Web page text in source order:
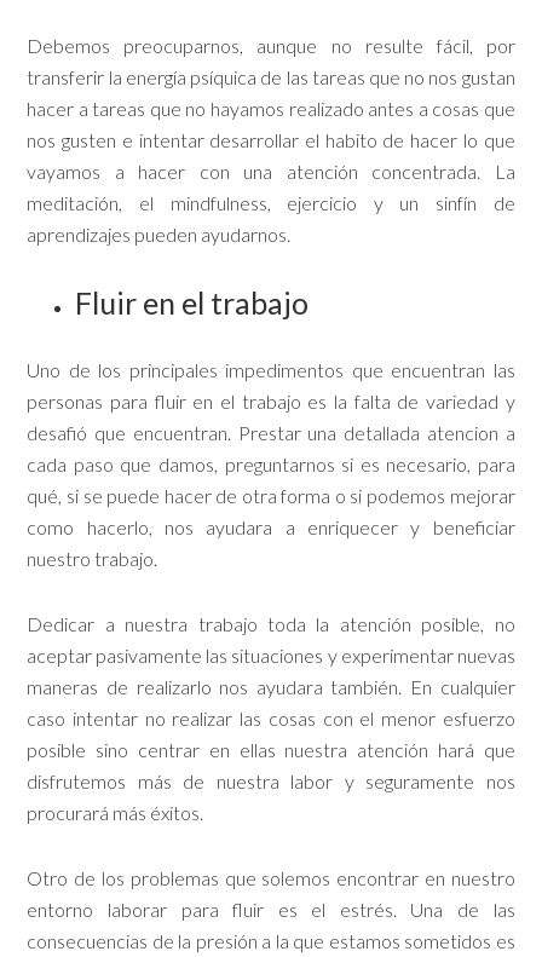
Debemos preocuparnos, aunque no resulte fácil, por
transferir la energía psíquica de las tareas que no nos gustan
hacer a tareas que no hayamos realizado antes a cosas que
nos gusten e intentar desarrollar el habito de hacer lo que
vayamos a hacer con una atención concentrada. La
meditación, el mindfulness, ejercicio y un sinfín de
aprendizajes pueden ayudarnos.
Fluir en el trabajo
Uno de los principales impedimentos que encuentran las
personas para fluir en el trabajo es la falta de variedad y
desafió que encuentran. Prestar una detallada atencion a
cada paso que damos, preguntarnos si es necesario, para
qué, si se puede hacer de otra forma o si podemos mejorar
como hacerlo, nos ayudara a enriquecer y beneficiar
nuestro trabajo.
Dedicar a nuestra trabajo toda la atención posible, no
aceptar pasivamente las situaciones y experimentar nuevas
maneras de realizarlo nos ayudara también. En cualquier
caso intentar no realizar las cosas con el menor esfuerzo
posible sino centrar en ellas nuestra atención hará que
disfrutemos más de nuestra labor y seguramente nos
procurará más éxitos.
Otro de los problemas que solemos encontrar en nuestro
entorno laborar para fluir es el estrés. Una de las
consecuencias de la presión a la que estamos sometidos es